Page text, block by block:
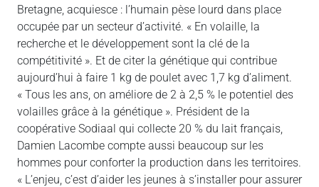
Bretagne, acquiesce : l’humain pèse lourd dans place
occupée par un secteur d’activité. « En volaille, la
recherche et le développement sont la clé de la
compétitivité ». Et de citer la génétique qui contribue
aujourd’hui à faire 1 kg de poulet avec 1,7 kg d’aliment.
« Tous les ans, on améliore de 2 à 2,5 % le potentiel des
volailles grâce à la génétique ». Président de la
coopérative Sodiaal qui collecte 20 % du lait français,
Damien Lacombe compte aussi beaucoup sur les
hommes pour conforter la production dans les territoires.
« L’enjeu, c’est d’aider les jeunes à s’installer pour assurer